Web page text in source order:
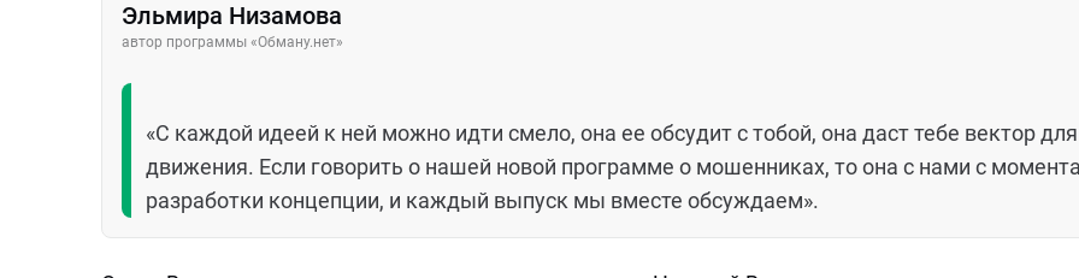
Эльмира Низамова
автор программы «Обману.нет»
«С каждой идеей к ней можно идти смело, она ее обсудит с тобой, она даст тебе вектор для
движения. Если говорить о нашей новой программе о мошенниках, то она с нами с момента
разработки концепции, и каждый выпуск мы вместе обсуждаем».